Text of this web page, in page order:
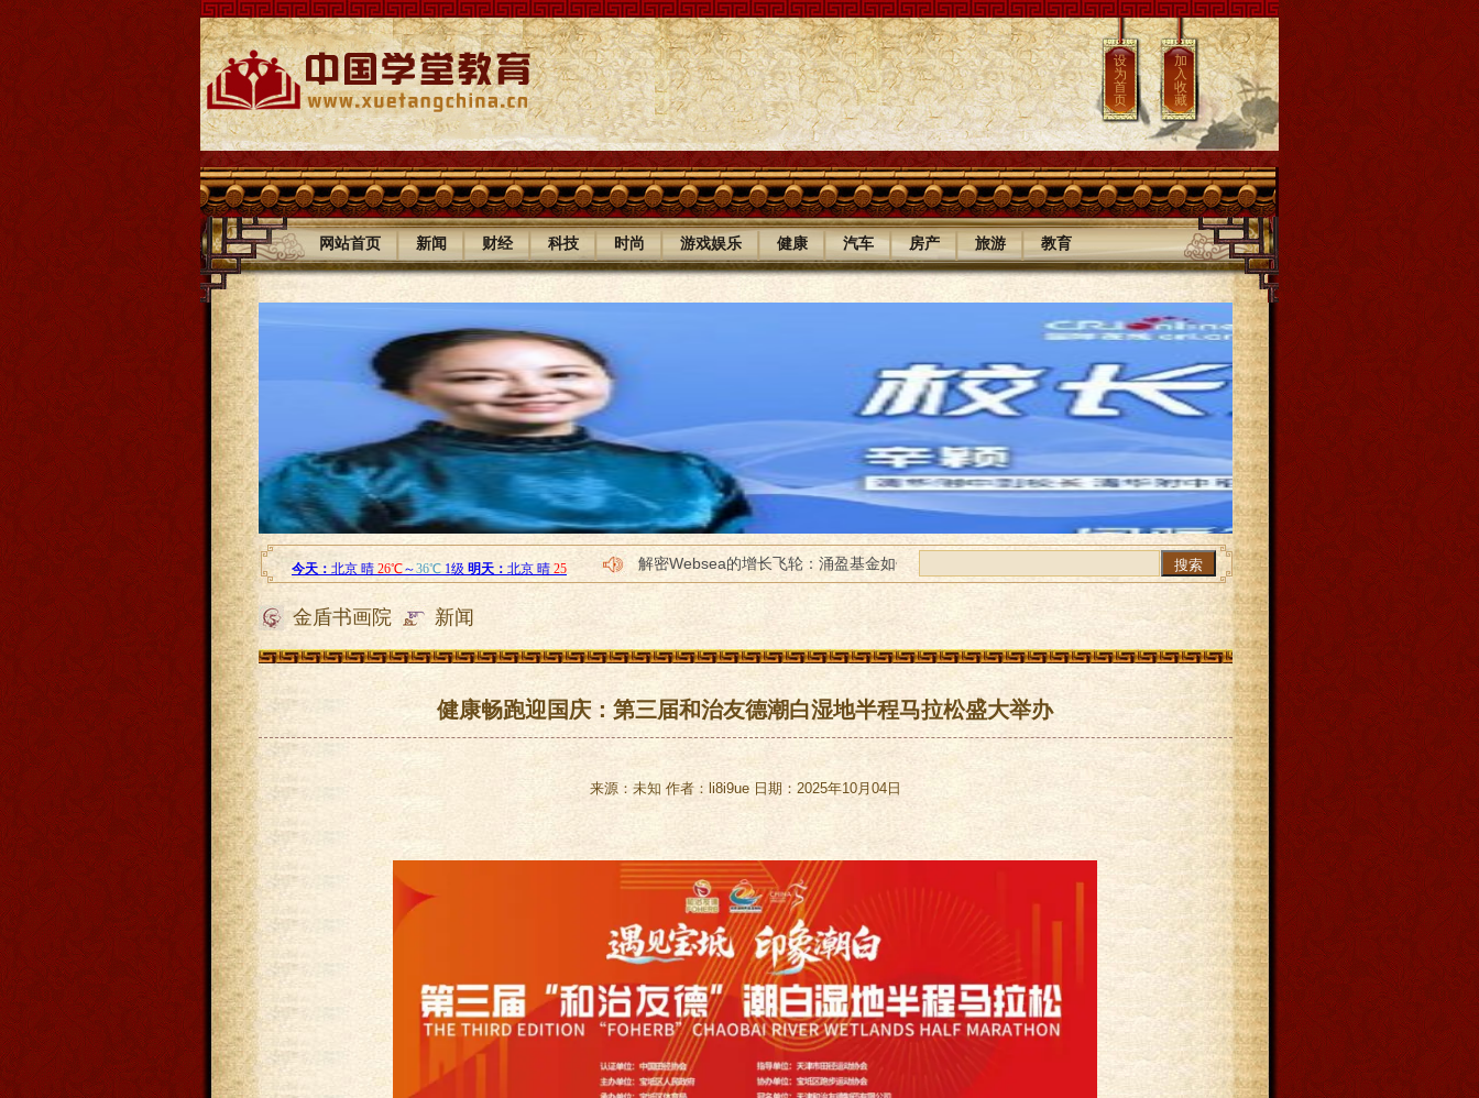
设
为
首
页
加
入
收
藏
网站首页 | 新闻 | 财经 | 科技 | 时尚 | 游戏娱乐 | 健康 | 汽车 | 房产 | 旅游 | 教育
解密Websea的增长飞轮：涌盈基金如何将质
“我为家乡写赞歌2025年度优秀原创词曲评
“我为父母写首歌2025全国原创词曲征集”
“共和国的旋律2025新创词曲评选”在京顺
“词曲中国2025当代百首优秀作品评选”在
搜索
金盾书画院 新闻
健康畅跑迎国庆：第三届和治友德潮白湿地半程马拉松盛大举办
来源：未知 作者：li8i9ue 日期：2025年10月04日